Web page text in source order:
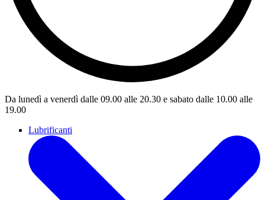
Da lunedì a venerdì dalle 09.00 alle 20.30 e sabato dalle 10.00 alle
19.00
Lubrificanti